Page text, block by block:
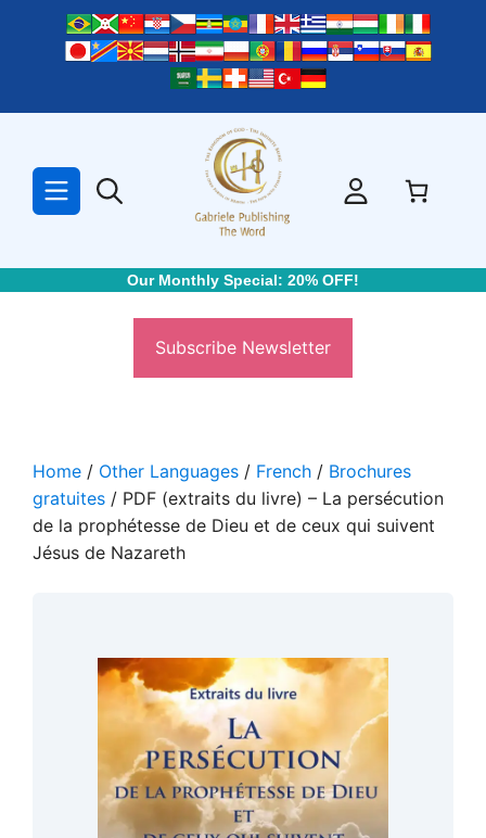
Our Monthly Special: 20% OFF!
Subscribe Newsletter
Home / Other Languages / French / Brochures
gratuites / PDF (extraits du livre) – La persécution
de la prophétesse de Dieu et de ceux qui suivent
Jésus de Nazareth